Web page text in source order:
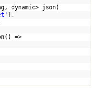
dynamic> json)
],
=>